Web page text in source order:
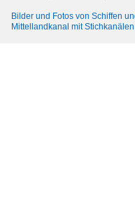
Bilder und Fotos von Schiffen
Mittellandkanal mit Stichkanälen